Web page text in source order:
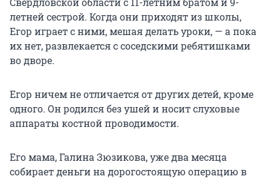
летней сестрой. Когда они приходят из школы,
Егор играет с ними, мешая делать уроки, — а пока
их нет, развлекается с соседскими ребятишками
во дворе.
Егор ничем не отличается от других детей, кроме
одного. Он родился без ушей и носит слуховые
аппараты костной проводимости.
Его мама, Галина Зюзикова, уже два месяца
собирает деньги на дорогостоящую операцию в